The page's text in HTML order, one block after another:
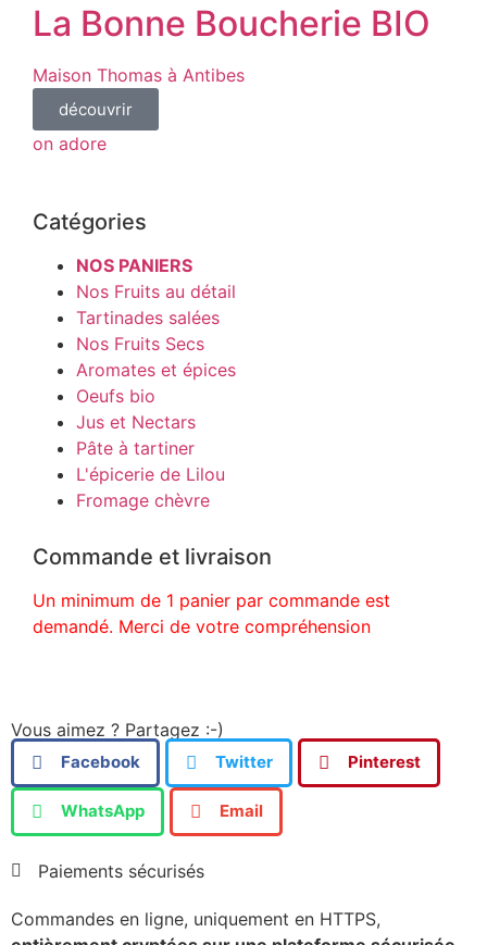
La Bonne Boucherie BIO
Maison Thomas à Antibes
découvrir
on adore
Catégories
NOS PANIERS
Nos Fruits au détail
Tartinades salées
Nos Fruits Secs
Aromates et épices
Oeufs bio
Jus et Nectars
Pâte à tartiner
L'épicerie de Lilou
Fromage chèvre
Commande et livraison
Un minimum de 1 panier par commande est
demandé. Merci de votre compréhension
Vous aimez ? Partagez :-)
Facebook Twitter Pinterest
WhatsApp Email
Paiements sécurisés
Commandes en ligne, uniquement en HTTPS,